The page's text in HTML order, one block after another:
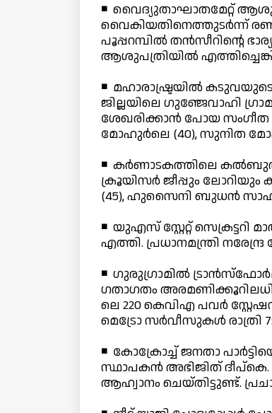
◾ വൈദ്യുതാഘാതമേറ്റ്
വൈകിയതിനെത്തുടര്‍ന്ന്
പൂപ്പറമ്പില്‍ തന്‍സീറിന്റെ
ആശുപത്രിയില്‍
◾ മഹാരാഷ്ട്രയില്‍
ജില്ലയിലെ ഗുഞ്ജേവാഹി
ശേഖരിക്കാന്‍ പോയ
മോഹുര്‍ലെ (40), സുനിത
◾ കര്‍ണാടകത്തിലെ
ക്രൂയിസര്‍ ജീപ്പും ലോറിയും
(45), ഹുസൈനി ബുധന്‍ സാഹ
◾ യുഎസ് സ്റ്റേറ്റ്
എത്തി. പ്രധാനമന്ത്രി
◾ ഗുരുഗ്രാമില്‍
ഗതാഗതം
ലെ 220 കെവിഎ പവര്‍
മെട്രോ സര്‍വീസുകള്‍ രാത്രി
◾ കോക്രോച്ച് ജനതാ
സ്ഥാപകന്‍ അഭിജിത്
ആഹ്വാനം ചെയ്തിട്ടുണ്ട്.